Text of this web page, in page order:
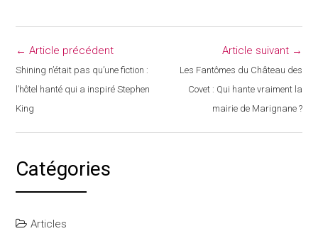
← Article précédent
Shining n’était pas qu’une fiction :
l’hôtel hanté qui a inspiré Stephen
King
Article suivant →
Les Fantômes du Château des
Covet : Qui hante vraiment la
mairie de Marignane ?
Catégories
Articles